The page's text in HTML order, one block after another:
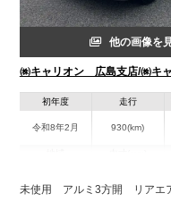
他の画像を
㈱キャリオン 広島支店/㈱キ
初年度
令和8年2月
走行
930(km)
広島県
W:2,350
H:690
未使用 アルミ3方開 リアエ